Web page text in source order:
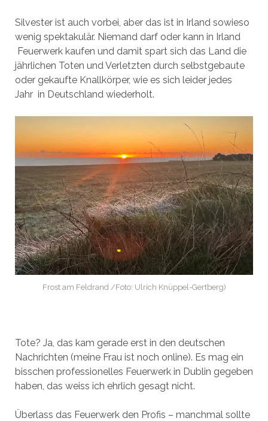
Silvester ist auch vorbei, aber das ist in Irland sowieso
wenig spektakulär. Niemand darf oder kann in Irland
Feuerwerk kaufen und damit spart sich das Land die
jährlichen Toten und Verletzten durch selbstgebaute
oder gekaufte Knallkörper, wie es sich leider jedes
Jahr in Deutschland wiederholt.
Frost am Feldrand /Foto: Ulrich Knüppel-Gertberg)
Tote? Ja, das kam gerade erst in den deutschen
Nachrichten (meine Frau ist noch online). Es mag ein
bisschen professionelles Feuerwerk in Dublin gegeben
haben, das weiss ich ehrlich gesagt nicht.
Überlass das Feuerwerk den Profis – manchmal sollte